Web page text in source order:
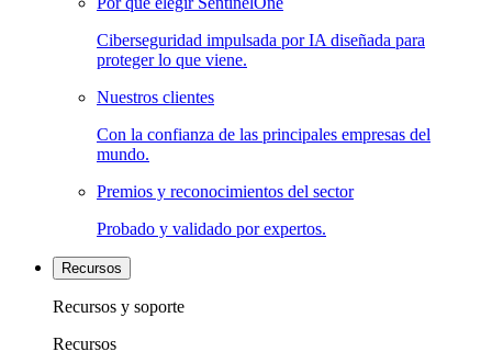
Ciberseguridad impulsada por IA diseñada para
proteger lo que viene.
Nuestros clientes
Con la confianza de las principales empresas del
mundo.
Premios y reconocimientos del sector
Probado y validado por expertos.
Recursos
Recursos y soporte
Recursos